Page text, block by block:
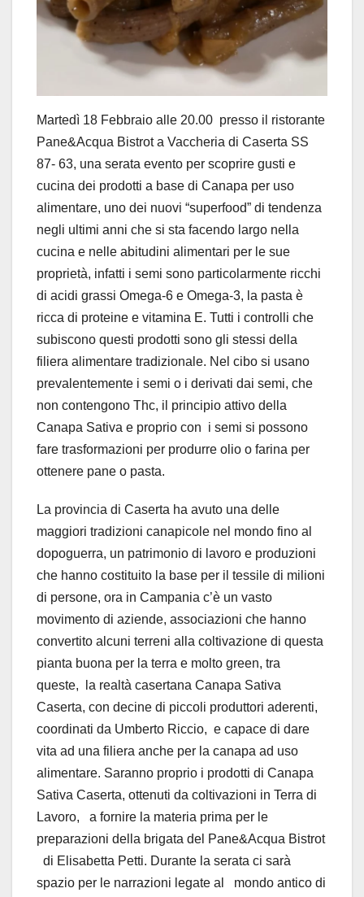
Martedì 18 Febbraio alle 20.00 presso il ristorante
Pane&Acqua Bistrot a Vaccheria di Caserta SS
87- 63, una serata evento per scoprire gusti e
cucina dei prodotti a base di Canapa per uso
alimentare, uno dei nuovi “superfood” di tendenza
negli ultimi anni che si sta facendo largo nella
cucina e nelle abitudini alimentari per le sue
proprietà, infatti i semi sono particolarmente ricchi
di acidi grassi Omega-6 e Omega-3, la pasta è
ricca di proteine e vitamina E. Tutti i controlli che
subiscono questi prodotti sono gli stessi della
filiera alimentare tradizionale. Nel cibo si usano
prevalentemente i semi o i derivati dai semi, che
non contengono Thc, il principio attivo della
Canapa Sativa e proprio con i semi si possono
fare trasformazioni per produrre olio o farina per
ottenere pane o pasta.
La provincia di Caserta ha avuto una delle
maggiori tradizioni canapicole nel mondo fino al
dopoguerra, un patrimonio di lavoro e produzioni
che hanno costituito la base per il tessile di milioni
di persone, ora in Campania c’è un vasto
movimento di aziende, associazioni che hanno
convertito alcuni terreni alla coltivazione di questa
pianta buona per la terra e molto green, tra
queste, la realtà casertana Canapa Sativa
Caserta, con decine di piccoli produttori aderenti,
coordinati da Umberto Riccio, e capace di dare
vita ad una filiera anche per la canapa ad uso
alimentare. Saranno proprio i prodotti di Canapa
Sativa Caserta, ottenuti da coltivazioni in Terra di
Lavoro, a fornire la materia prima per le
preparazioni della brigata del Pane&Acqua Bistrot
di Elisabetta Petti. Durante la serata ci sarà
spazio per le narrazioni legate al mondo antico di